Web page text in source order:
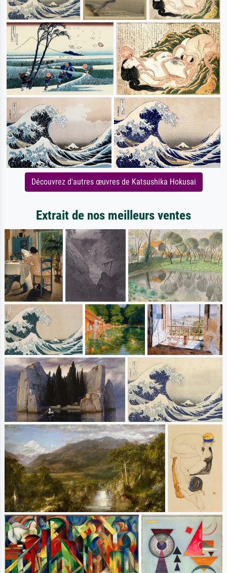
Découvrez d'autres œuvres de Katsushika Hokusai
Extrait de nos meilleurs ventes